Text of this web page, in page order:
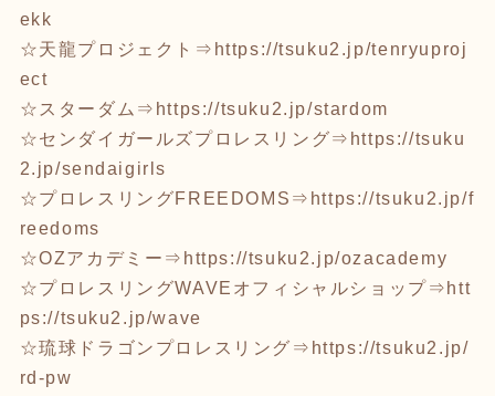
ekk
☆天龍プロジェクト⇒ https://tsuku2.jp/tenryuproj
ect
☆スターダム⇒ https://tsuku2.jp/stardom
☆センダイガールズプロレスリング⇒ https://tsuku
2.jp/sendaigirls
☆プロレスリングFREEDOMS⇒ https://tsuku2.jp/f
reedoms
☆OZアカデミー⇒ https://tsuku2.jp/ozacademy
☆プロレスリングWAVEオフィシャルショップ⇒ htt
ps://tsuku2.jp/wave
☆琉球ドラゴンプロレスリング⇒ https://tsuku2.jp/
rd-pw